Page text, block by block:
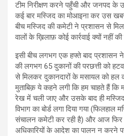
टीम निरीक्षण करने पहुँची और जनपद के
कई बार मस्जिद का मोआइना कर उस
बीच मस्जिद की कमेटी ने प्रशासन से
वालों के ख़िलाफ़ कोई कार्रवाई क्यों नहीं
इसी बीच लगभग एक हफ्ते बाद प्रशासन
की लगभग 65 दुकानों की परछत्ती को
से मिलकर दुकानदारों के मसायल को हल
मुताबिक़ ये कहने लगी कि हम चाहते हैं कि
रेख में चली जाए और उसके बाद ही
विभाग का बोर्ड लगा दिया गया (फिलहाल
संचालन कमेटी कर रही है) और आज फिर
अधिकारियों के आदेश का पालन न करने